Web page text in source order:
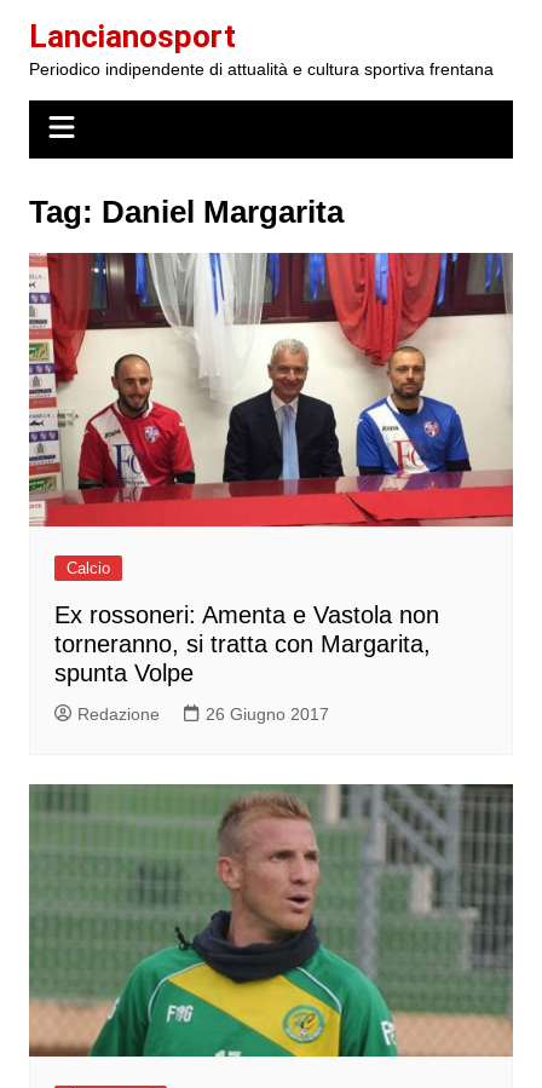
contenuto
Lancianosport
Periodico indipendente di attualità e cultura sportiva frentana
Tag: Daniel Margarita
Calcio
Ex rossoneri: Amenta e Vastola non
torneranno, si tratta con Margarita,
spunta Volpe
Redazione 26 Giugno 2017